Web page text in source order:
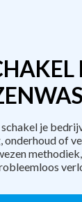
je
onderhoud of